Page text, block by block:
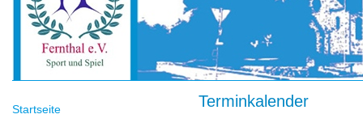
Startseite Terminkalender